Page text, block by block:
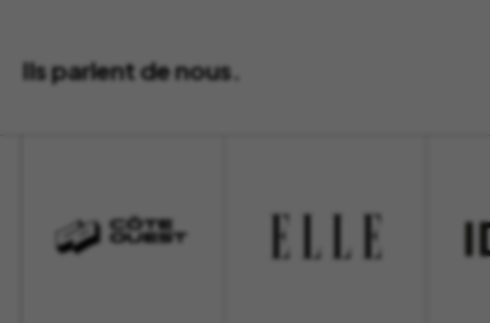
Ils parlent de nous.